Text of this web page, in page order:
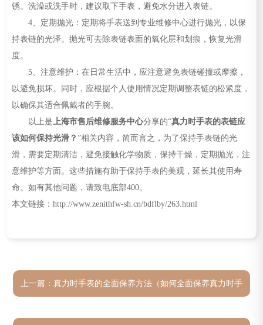
锈。洗澡或洗手时，建议取下手表，避免水分进入表链。
4、定期抛光：定期将手表送到专业维修中心进行抛光，以保
持表链的光泽。抛光可去除表链表面的氧化层和划痕，恢复光滑
度。
5、注意维护：在日常生活中，应注意避免表链碰撞或摩擦，
以避免损坏。同时，应根据个人使用情况定期调整表链的松紧度，
以确保其适合佩戴者的手腕。
以上是 上海市售后维修服务中心分享的“真力时手表的表链应
该如何保持光滑？”相关内容，简而言之，为了保持手表链的光
滑，需要定期清洁，避免接触化学物质，保持干燥，定期抛光，注
意维护等方面。这些措施有助于保持手表的美观，延长其使用寿
命。如有其他问题，请致电底部400。
本文链接：http://www.zenithfw-sh.cn/bdflby/263.html
上一篇： 真力时手表的全面保养方法（如何全面保养真力时手